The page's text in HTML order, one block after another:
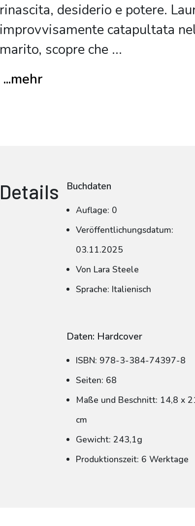
rinascita, desiderio e potere.
improvvisamente catapultata
marito, scopre che ...
...mehr
Details Buchdaten
Auflage: 0
Veröffentlichungsdatum:
03.11.2025
Von Lara Steele
Sprache: Italienisch
Daten: Hardcover
ISBN: 978-3-384-74397-8
Seiten: 68
Maße und Beschnitt: 14,8 x
cm
Gewicht: 243,1g
Produktionszeit: 6 Werktage